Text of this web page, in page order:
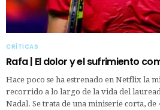
CRÍTICAS
Rafa | El dolor y el sufrimiento
Hace poco se ha estrenado en Netflix la
recorrido a lo largo de la vida del
Nadal. Se trata de una miniserie corta, de